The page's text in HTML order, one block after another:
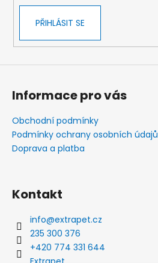
PŘIHLÁSIT SE
Informace pro vás
Obchodní podmínky
Podmínky ochrany osobních údajů
Doprava a platba
Kontakt
info@extrapet.cz
235 300 376
+420 774 331 644